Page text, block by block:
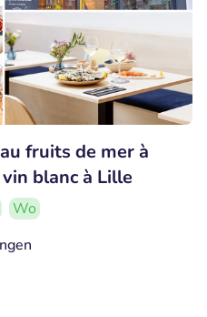
fruits de mer à
blanc à Lille
Wo